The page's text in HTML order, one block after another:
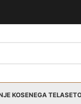
KOSENEGA TELA